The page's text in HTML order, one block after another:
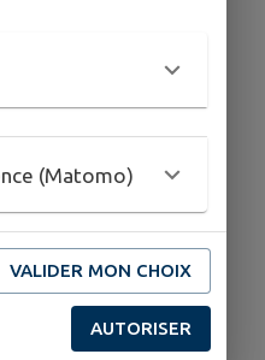
(Matomo)
VALIDER MON CHOIX
AUTORISER